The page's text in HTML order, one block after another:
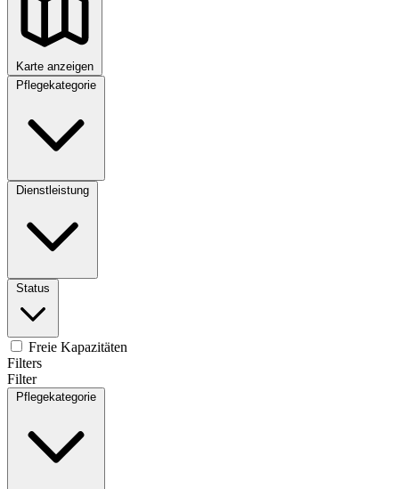
Karte anzeigen
Pflegekategorie
Dienstleistung
Status
Freie Kapazitäten
Filters
Filter
Pflegekategorie